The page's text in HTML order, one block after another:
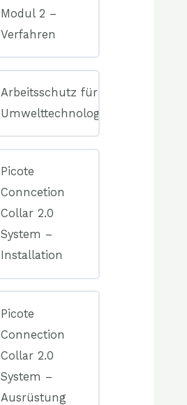
Modul 2 –
Verfahren
0%
COMPLETE
0/0
Elemente(n)
Arbeitsschutz für
Umwelttechnologen
0%
COMPLETE
0/0
Elemente(n)
Picote
Conncetion
Collar 2.0
System –
Installation
0%
COMPLETE
0/0
Elemente(n)
Picote
Connection
Collar 2.0
System –
Ausrüstung